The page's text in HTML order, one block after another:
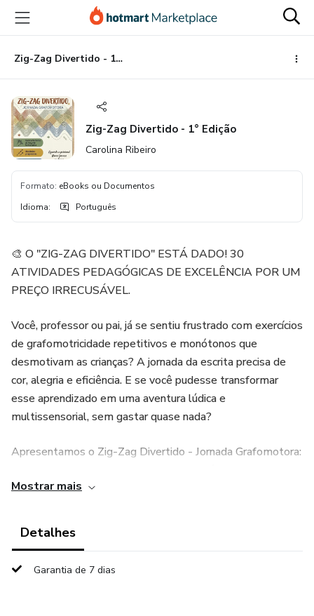
para
conteúdo
principal
para
pagamento
para
rodapé
Zig-Zag Divertido - 1° Edição
Zig-Zag Divertido - 1° Edição
Carolina Ribeiro
Formato: eBooks ou Documentos
Idioma: Português
🎨 O "ZIG-ZAG DIVERTIDO" ESTÁ DADO! 30
ATIVIDADES PEDAGÓGICAS DE EXCELÊNCIA POR UM
PREÇO IRRECUSÁVEL.
Você, professor ou pai, já se sentiu frustrado com exercícios
de grafomotricidade repetitivos e monótonos que
desmotivam as crianças? A jornada da escrita precisa de
cor, alegria e eficiência. E se você pudesse transformar
esse aprendizado em uma aventura lúdica e
multissensorial, sem gastar quase nada?
Apresentamos o Zig-Zag Divertido - Jornada Grafomotora:
coleção pedagógica progressiva com 30 cards de
você leva uma jornada completa com 30 desafios de traço
Esta edição traz 30 desenhos lindos com temas que as
Mostrar mais
Detalhes
Garantia de 7 dias